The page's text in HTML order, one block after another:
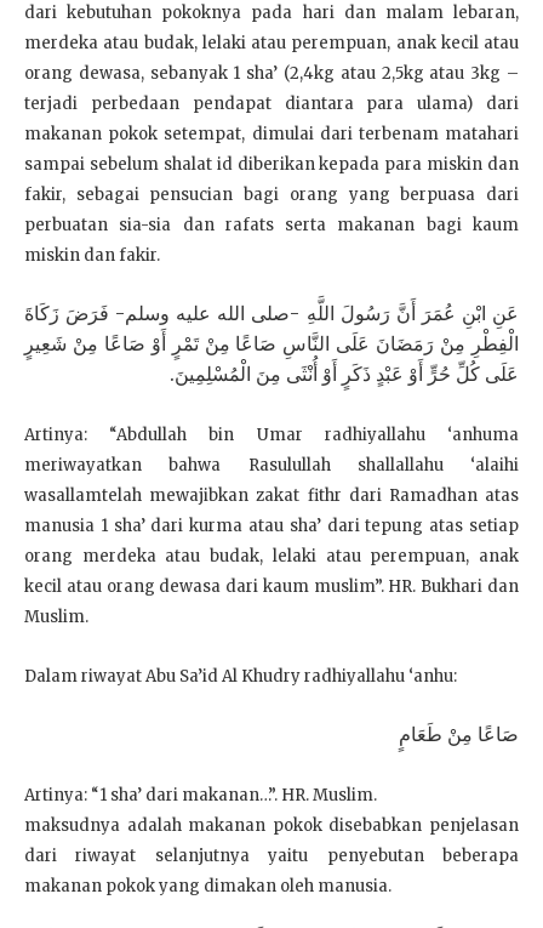
dari kebutuhan pokoknya pada hari dan malam lebaran,
merdeka atau budak, lelaki atau perempuan, anak kecil atau
orang dewasa, sebanyak 1 sha’ (2,4kg atau 2,5kg atau 3kg –
terjadi perbedaan pendapat diantara para ulama) dari
makanan pokok setempat, dimulai dari terbenam matahari
sampai sebelum shalat id diberikan kepada para miskin dan
fakir, sebagai pensucian bagi orang yang berpuasa dari
perbuatan sia-sia dan rafats serta makanan bagi kaum
miskin dan fakir.
عَنِ ابْنِ عُمَرَ أَنَّ رَسُولَ اللَّهِ -صلى الله عليه وسلم- فَرَضَ زَكَاةَ
الْفِطْرِ مِنْ رَمَضَانَ عَلَى النَّاسِ صَاعًا مِنْ تَمْرٍ أَوْ صَاعًا مِنْ شَعِيرٍ
عَلَى كُلِّ حُرٍّ أَوْ عَبْدٍ ذَكَرٍ أَوْ أُنْثَى مِنَ الْمُسْلِمِينَ.
Artinya: “Abdullah bin Umar radhiyallahu ‘anhuma
meriwayatkan bahwa Rasulullah shallallahu ‘alaihi
wasallamtelah mewajibkan zakat fithr dari Ramadhan atas
manusia 1 sha’ dari kurma atau sha’ dari tepung atas setiap
orang merdeka atau budak, lelaki atau perempuan, anak
kecil atau orang dewasa dari kaum muslim”. HR. Bukhari dan
Muslim.
Dalam riwayat Abu Sa’id Al Khudry radhiyallahu ‘anhu:
صَاعًا مِنْ طَعَامٍ
Artinya: “1 sha’ dari makanan…”. HR. Muslim.
maksudnya adalah makanan pokok disebabkan penjelasan
dari riwayat selanjutnya yaitu penyebutan beberapa
makanan pokok yang dimakan oleh manusia.